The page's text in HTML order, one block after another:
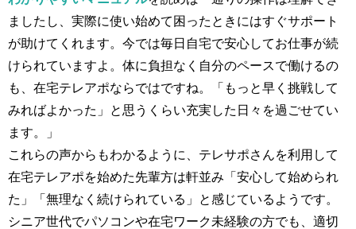
ましたし、実際に使い始めて困ったときにはすぐサポート
が助けてくれます。今では毎日自宅で安心してお仕事が続
けられていますよ。体に負担なく自分のペースで働けるの
も、在宅テレアポならではですね。「もっと早く挑戦して
みればよかった」と思うくらい充実した日々を過ごせてい
ます。」
これらの声からもわかるように、テレサポさんを利用して
在宅テレアポを始めた先輩方は軒並み「安心して始められ
た」「無理なく続けられている」と感じているようです。
シニア世代でパソコンや在宅ワーク未経験の方でも、適切